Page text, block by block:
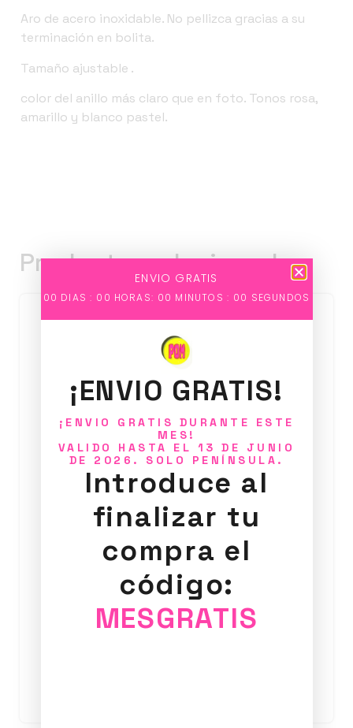
Aro de acero inoxidable. No pellizca gracias a su
terminación en bolita.
Tamaño ajustable .
color del anillo más claro que en foto. Tonos rosa,
amarillo y blanco pastel.
Productos relacionados
Anillo Estelar 1
25,00€
ENVIO GRATIS
00 DIAS : 00 HORAS: 00 MINUTOS : 00 SEGUNDOS
¡ENVIO GRATIS!
¡ENVIO GRATIS DURANTE ESTE
MES!
VALIDO HASTA EL 13 DE JUNIO
DE 2026. SOLO PENÍNSULA.
Introduce al
finalizar tu
compra el
código:
MESGRATIS